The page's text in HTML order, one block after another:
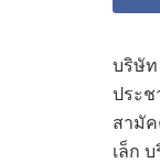
บริษัท
ประ
สามั
เล็ก บ